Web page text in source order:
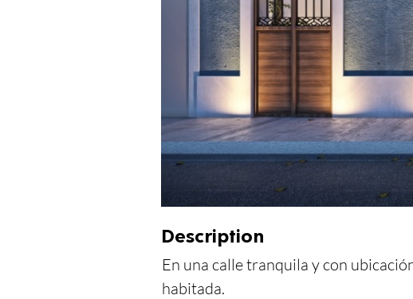
Description
En una calle tranquila y con
habitada.